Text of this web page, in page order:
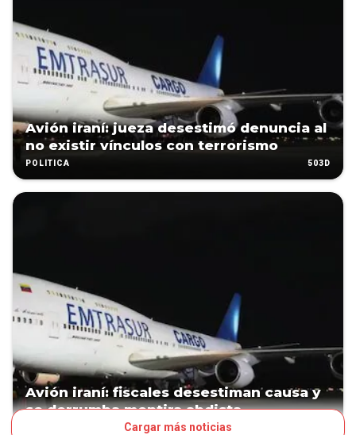
Avión iraní: jueza desestimó denuncia al
no existir vínculos con terrorismo
POLÍTICA 503D
Avión iraní: fiscales desestiman causa y
se derrumba mentira abdista
Cargar más noticias